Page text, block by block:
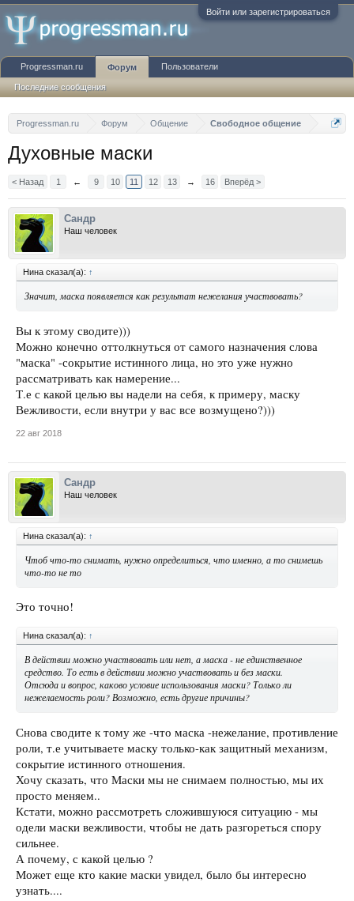
Войти или зарегистрироваться
Progressman.ru Форум Общение Свободное общение
Духовные маски
< Назад 1 ← 9 10 11 12 13 → 16 Вперёд >
Сандр
Наш человек
Нина сказал(а): ↑
Значит, маска появляется как результат нежелания участвовать?
Вы к этому сводите)))
Можно конечно оттолкнуться от самого назначения слова
"маска" -сокрытие истинного лица, но это уже нужно
рассматривать как намерение...
Т.е с какой целью вы надели на себя, к примеру, маску
Вежливости, если внутри у вас все возмущено?)))
22 авг 2018
Сандр
Наш человек
Нина сказал(а): ↑
Чтоб что-то снимать, нужно определиться, что именно, а то снимешь
что-то не то
Это точно!
Нина сказал(а): ↑
В действии можно участвовать или нет, а маска - не единственное
средство. То есть в действии можно участвовать и без маски.
Отсюда и вопрос, каково условие использования маски? Только ли
нежелаемость роли? Возможно, есть другие причины?
Снова сводите к тому же -что маска -нежелание, противление
роли, т.е учитываете маску только-как защитный механизм,
сокрытие истинного отношения.
Хочу сказать, что Маски мы не снимаем полностью, мы их
просто меняем..
Кстати, можно рассмотреть сложившуюся ситуацию - мы
одели маски вежливости, чтобы не дать разгореться спору
сильнее.
А почему, с какой целью ?
Может еще кто какие маски увидел, было бы интересно
узнать....
Progressman.ru Форум
Последние сообщения
Пользователи